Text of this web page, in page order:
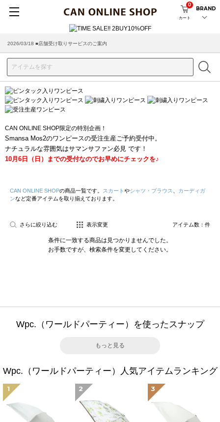
カート
0
BRAND
2026/03/18 ■店舗受け取りサービスのご案内
CAN ONLINE SHOP限定の特別企画！
Smansa Mos2のワンピースの受注生産ご予約受付中。
ナチュラルな雰囲気はサマンサファン必見 です！
10月6日（日）までの受付なのでお早めにチェックを♪
CAN ONLINE SHOPの商品一覧です。 スカート やシャツ・ブラウス
カーディガ
ンなど定番アイテムを取り揃えております。
さらに絞り込む 表示変更 アイテム数： 件
条件に一致する商品は見つかりませんでした。
お手数ですが、検索条件を変更してください。
Wpc.（ワールドパーティー）を使ったスナップ
もっと見る
Wpc.（ワールドパーティー）人気アイテムランキング
1 2 3